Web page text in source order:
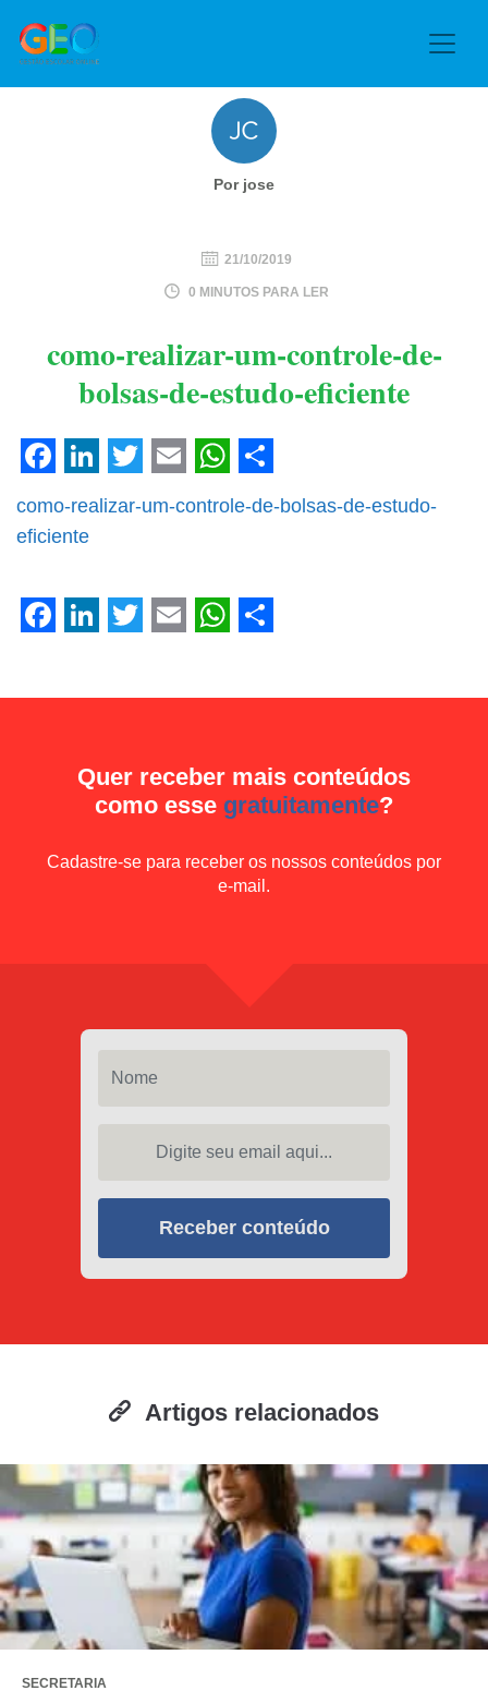
Por jose
21/10/2019
0 MINUTOS PARA LER
como-realizar-um-controle-de-
bolsas-de-estudo-eficiente
Facebook
LinkedIn
Twitter
EmailWhatsApp
Share
como-realizar-um-controle-de-bolsas-de-estudo-
eficiente
Quer receber mais conteúdos
como esse gratuitamente?
Cadastre-se para receber os nossos conteúdos por
e-mail.
Receber conteúdo
Artigos relacionados
SECRETARIA